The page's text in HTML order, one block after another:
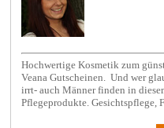
Hochwertige Kosmetik zum
Veana Gutscheinen. Und wer
irrt- auch Männer finden in
Pflegeprodukte. Gesichtspflege,